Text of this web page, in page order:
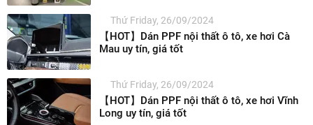
Thứ Friday, 26/09/2024
【HOT】Dán PPF nội thất ô tô, xe hơi Cà
Mau uy tín, giá tốt
Thứ Friday, 26/09/2024
【HOT】Dán PPF nội thất ô tô, xe hơi Vĩnh
Long uy tín, giá tốt